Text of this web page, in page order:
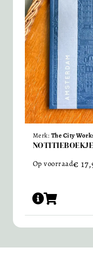
Merk: The City
Op voorraad€